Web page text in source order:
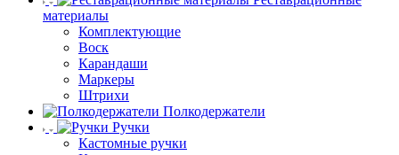
материалы
Комплектующие
Воск
Карандаши
Маркеры
Штрихи
Полкодержатели
Ручки
Кастомные ручки